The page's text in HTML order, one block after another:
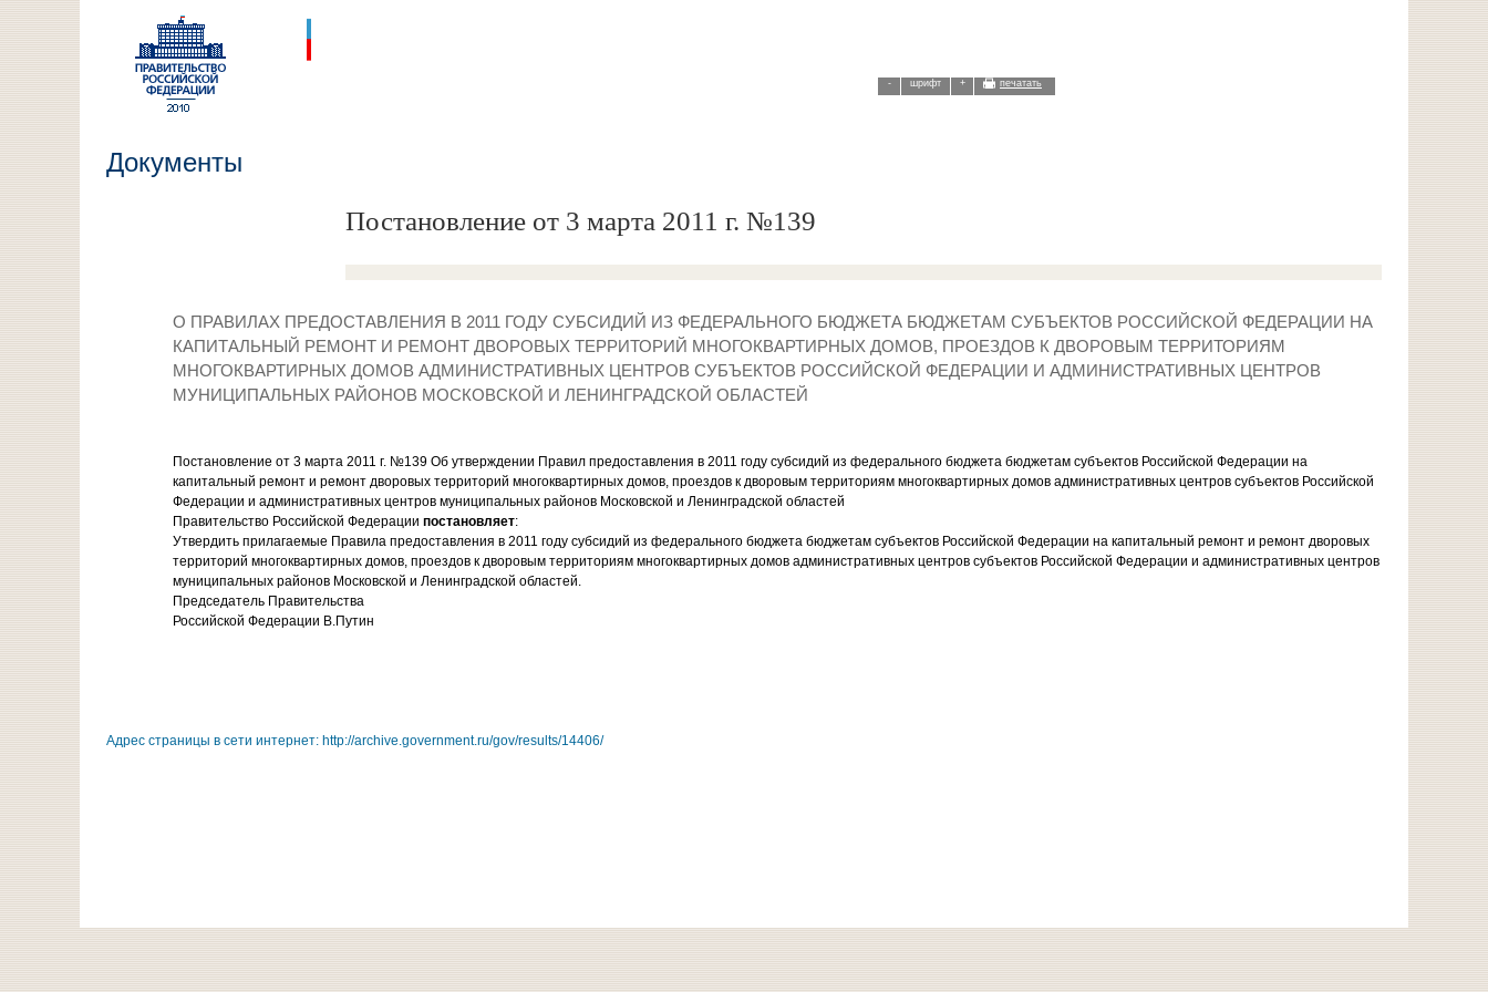
- шрифт + печатать
Документы
Постановление от 3 марта 2011 г. №139
О ПРАВИЛАХ ПРЕДОСТАВЛЕНИЯ В 2011 ГОДУ СУБСИДИЙ ИЗ ФЕДЕРАЛЬНОГО БЮДЖЕТА БЮДЖЕТАМ СУБЪЕКТОВ РОССИЙСКОЙ ФЕДЕРАЦИИ НА
КАПИТАЛЬНЫЙ РЕМОНТ И РЕМОНТ ДВОРОВЫХ ТЕРРИТОРИЙ МНОГОКВАРТИРНЫХ ДОМОВ, ПРОЕЗДОВ К ДВОРОВЫМ ТЕРРИТОРИЯМ
МНОГОКВАРТИРНЫХ ДОМОВ АДМИНИСТРАТИВНЫХ ЦЕНТРОВ СУБЪЕКТОВ РОССИЙСКОЙ ФЕДЕРАЦИИ И АДМИНИСТРАТИВНЫХ ЦЕНТРОВ
МУНИЦИПАЛЬНЫХ РАЙОНОВ МОСКОВСКОЙ И ЛЕНИНГРАДСКОЙ ОБЛАСТЕЙ
Постановление от 3 марта 2011 г. №139 Об утверждении Правил предоставления в 2011 году субсидий из федерального бюджета бюджетам субъектов Российской Федерации на
капитальный ремонт и ремонт дворовых территорий многоквартирных домов, проездов к дворовым территориям многоквартирных домов административных центров субъектов Российской
Федерации и административных центров муниципальных районов Московской и Ленинградской областей
Правительство Российской Федерации постановляет:
Утвердить прилагаемые Правила предоставления в 2011 году субсидий из федерального бюджета бюджетам субъектов Российской Федерации на капитальный ремонт и ремонт дворовых
территорий многоквартирных домов, проездов к дворовым территориям многоквартирных домов административных центров субъектов Российской Федерации и административных центров
муниципальных районов Московской и Ленинградской областей.
Председатель Правительства
Российской Федерации В.Путин
Адрес страницы в сети интернет: http://archive.government.ru/gov/results/14406/